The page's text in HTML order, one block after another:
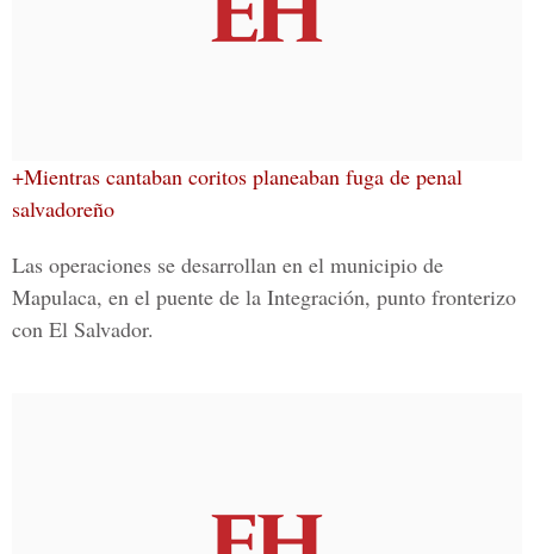
+Mientras cantaban coritos planeaban fuga de penal
salvadoreño
Las operaciones se desarrollan en el municipio de
Mapulaca, en el puente de la Integración, punto fronterizo
con El Salvador.